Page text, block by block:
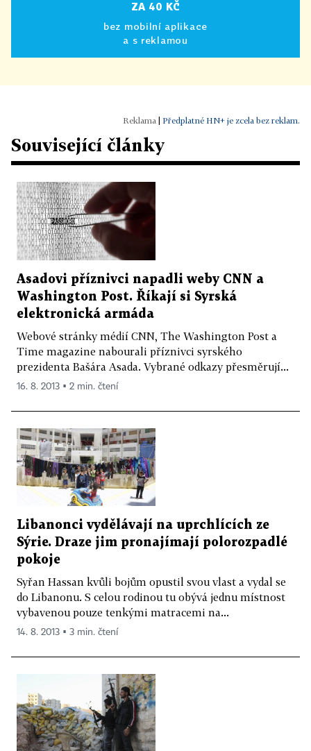
ZA 40 KČ
bez mobilní aplikace
a s reklamou
Předplatné HN+ je zcela bez reklam.
Související články
Asadovi příznivci napadli weby CNN a
Washington Post. Říkají si Syrská
elektronická armáda
Webové stránky médií CNN, The Washington Post a
Time magazine nabourali příznivci syrského
prezidenta Bašára Asada. Vybrané odkazy přesměrují...
16. 8. 2013 ▪ 2 min. čtení
Libanonci vydělávají na uprchlících ze
Sýrie. Draze jim pronajímají polorozpadlé
pokoje
Syřan Hassan kvůli bojům opustil svou vlast a vydal se
do Libanonu. S celou rodinou tu obývá jednu místnost
vybavenou pouze tenkými matracemi na...
14. 8. 2013 ▪ 3 min. čtení